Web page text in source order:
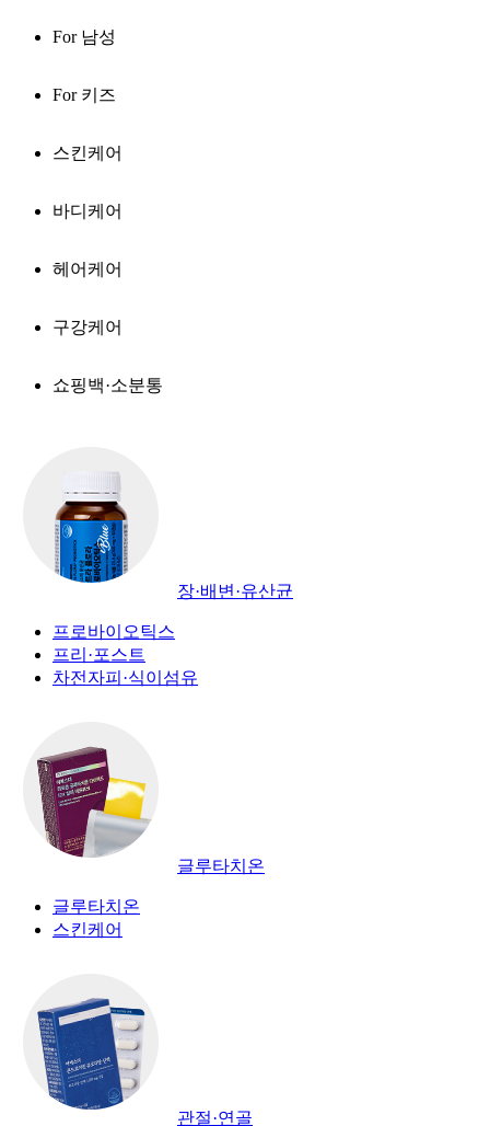
For 남성
For 키즈
스킨케어
바디케어
헤어케어
구강케어
쇼핑백·소분통
장·배변·유산균
프로바이오틱스
프리·포스트
차전자피·식이섬유
글루타치온
글루타치온
스킨케어
관절·연골